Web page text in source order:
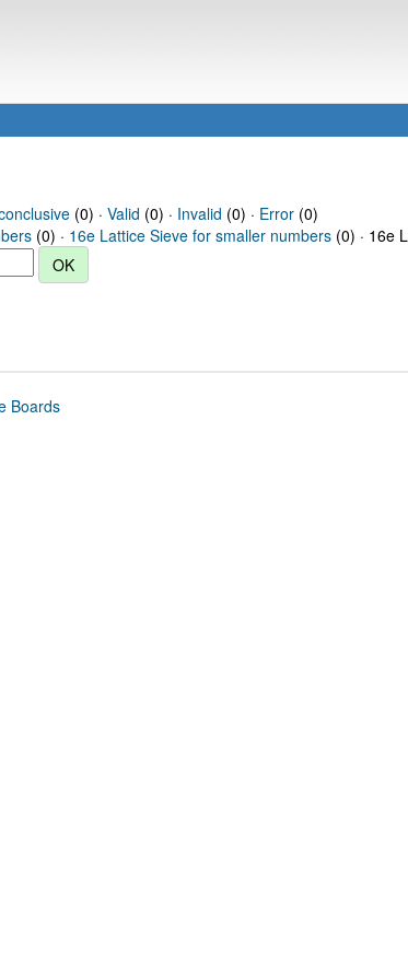
(0) · Valid (0) · Invalid (0) · Error(0)
(0) · 16e Lattice Sieve for smaller numbers (0) · 16e
Boards